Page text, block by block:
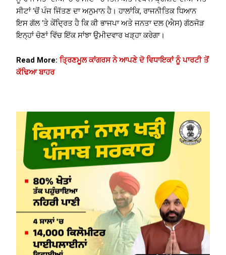
ਸੀਟਾਂ ‘ਚੋਂ ਪੰਜ ਜਿੱਤਣ ਦਾ ਅਨੁਮਾਨ ਹੈ। ਹਾਲਾਂਕਿ, ਰਾਜਨੀਤਿਕ ਧਿਆਨ
ਇਸ ਗੱਲ ‘ਤੇ ਕੇਂਦ੍ਰਿਤ ਹੈ ਕਿ ਕੀ ਭਾਜਪਾ ਅਤੇ ਜਨਤਾ ਦਲ (ਐਸ) ਗੱਠਜੋੜ
ਇਨ੍ਹਾਂ ਚੋਣਾਂ ਵਿੱਚ ਇੱਕ ਸਾਂਝਾ ਉਮੀਦਵਾਰ ਖੜ੍ਹਾ ਕਰੇਗਾ।
Read More:ਤ੍ਰਿਣਮੂਲ ਕਾਂਗਰਸ ਨੇ ਆਪਣੇ ਦੋ ਵਿਧਾਇਕਾਂ ਨੂੰ ਪਾਰਟੀ ਤੋਂ
ਕੱਢਿਆ ਬਾਹਰ